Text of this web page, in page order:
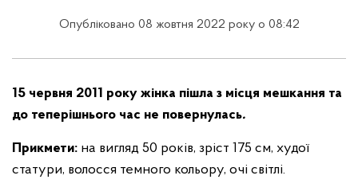
Опубліковано 08 жовтня 2022 року о 08:42
15 червня 2011 року жінка пішла з місця мешкання та
до теперішнього час не повернулась.
Прикмети: на вигляд 50 років, зріст 175 см, худої
статури, волосся темного кольору, очі світлі.